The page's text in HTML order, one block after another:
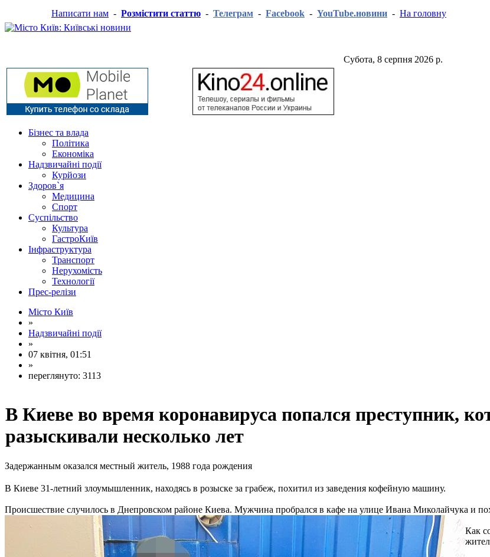
Написати нам - Розмістити статтю - Телеграм - Facebook - YouTube.новини - На головну
Субота, 8 серпня 2026 р.
Бізнес та влада
Політика
Економіка
Надзвичайні події
Курйози
Здоров`я
Медицина
Спорт
Суспільство
Культура
ГастроКиїв
Інфраструктура
Транспорт
Нерухомість
Технології
Прес-релізи
Місто Київ
»
Надзвичайні події
»
07 квітня, 01:51
»
переглянуто: 3113
В Киеве во время коронавируса попался преступник,
разыскивали несколько лет
Задержанным оказался местный житель, 1988 года рождения
В Киеве 31-летний злоумышленник, находясь в розыске за грабеж, похитил из заведения кофейную машину.
Происшествие случилось в Днепровском районе Киева. Мужчина пробрался в кафе на улице Ивана Миколайчука и
Как